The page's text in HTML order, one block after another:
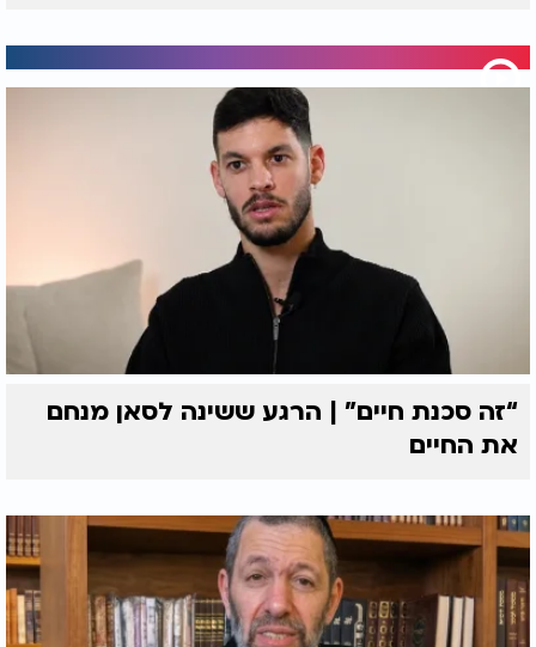
“זה סכנת חיים” | הרגע ששינה לסאן מנחם
את החיים